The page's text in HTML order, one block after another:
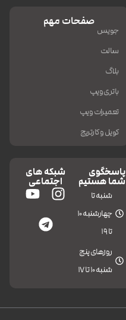
صفحات مهم
جویس
سالت
بلاگ
باتری ویپ
تعمیرات ویپ
کویل و کارتریج
پاسخگوی
شما هستیم
شنبه تا
چهارشنبه 10
تا 19
روزهای پنج
شنبه 10 تا 17
شبکه های
اجتماعی